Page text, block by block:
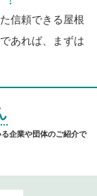
信頼できる屋根
あれば、まずは
企業や団体のご紹介で